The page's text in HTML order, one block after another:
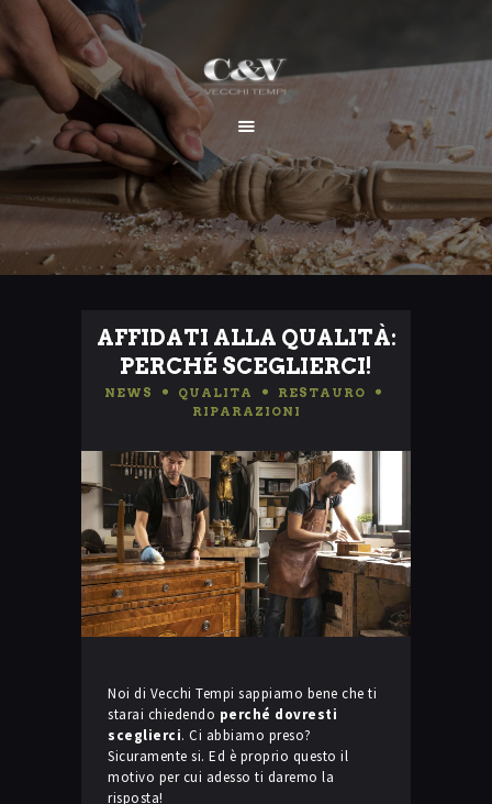
HOME
CHI SIAMO
SERVIZI
I NOSTRI LAVORI
CONTATTI
AFFIDATI ALLA QUALITÀ:
PERCHÉ SCEGLIERCI!
NEWS QUALITA RESTAURO
RIPARAZIONI
Noi di Vecchi Tempi sappiamo bene che ti
starai chiedendo perché dovresti
sceglierci. Ci abbiamo preso?
Sicuramente si. Ed è proprio questo il
motivo per cui adesso ti daremo la
risposta!